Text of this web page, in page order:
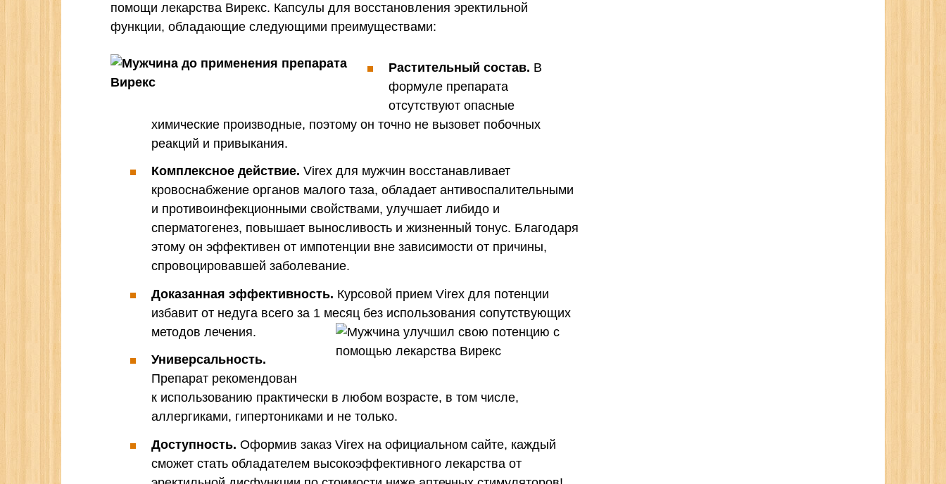
помощи лекарства Вирекс. Капсулы для восстановления эректильной
функции, обладающие следующими преимуществами:
Растительный состав. В
формуле препарата
отсутствуют опасные
химические производные, поэтому он точно не вызовет побочных
реакций и привыкания.
Комплексное действие. Virex для мужчин восстанавливает
кровоснабжение органов малого таза, обладает антивоспалительными
и противоинфекционными свойствами, улучшает либидо и
сперматогенез, повышает выносливость и жизненный тонус. Благодаря
этому он эффективен от импотенции вне зависимости от причины,
спровоцировавшей заболевание.
Доказанная эффективность. Курсовой прием Virex для потенции
избавит от недуга всего за 1 месяц без использования сопутствующих
методов лечения.
Универсальность.
Препарат рекомендован
к использованию практически в любом возрасте, в том числе,
аллергиками, гипертониками и не только.
Доступность. Оформив заказ Virex на официальном сайте, каждый
сможет стать обладателем высокоэффективного лекарства от